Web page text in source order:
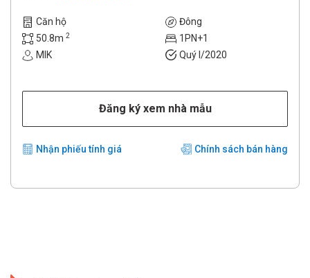
Căn hộ
Đông
50.8m 2
1PN+1
MIK
Quý I/2020
Đăng ký xem nhà mẫu
Nhận phiếu tính giá Chính sách bán hàng